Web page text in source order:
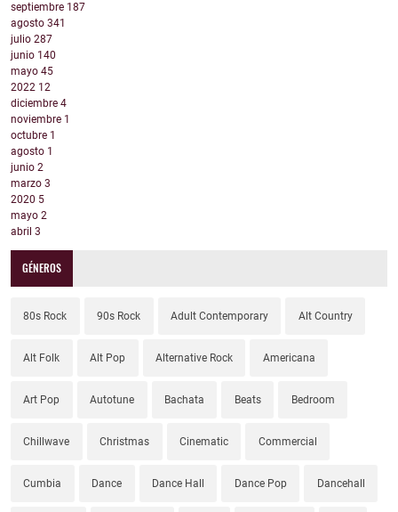
septiembre 187
agosto 341
julio 287
junio 140
mayo 45
2022 12
diciembre 4
noviembre 1
octubre 1
agosto 1
junio 2
marzo 3
2020 5
mayo 2
abril 3
GÉNEROS
80s Rock 90s Rock Adult Contemporary Alt Country
Alt Folk Alt Pop Alternative Rock Americana
Art Pop Autotune Bachata Beats Bedroom
Chillwave Christmas Cinematic Commercial
Cumbia Dance Dance Hall Dance Pop Dancehall